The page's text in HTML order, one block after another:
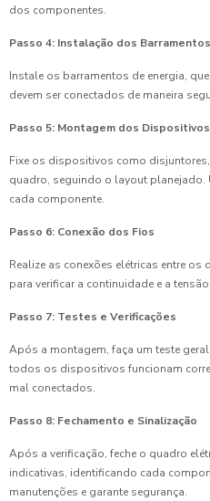
dos componentes.
Passo 4: Instalação dos Barramentos
Instale os barramentos de energia,
devem ser conectados de maneira
Passo 5: Montagem dos Dispositivos
Fixe os dispositivos como
quadro, seguindo o layout
cada componente.
Passo 6: Conexão dos Fios
Realize as conexões elétricas entre
para verificar a continuidade e a
Passo 7: Testes e Verificações
Após a montagem, faça um teste
todos os dispositivos funcionam
mal conectados.
Passo 8: Fechamento e Sinalização
Após a verificação, feche o quadro
indicativas, identificando cada
manutenções e garante segurança.